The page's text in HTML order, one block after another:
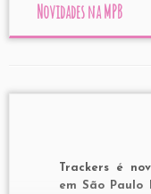
Novidades na MPB
Trackers é
em São Paulo